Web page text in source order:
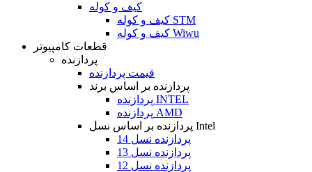
کیف و کوله
کیف و کوله STM
کیف و کوله Wiwu
قطعات کامپیوتر
پردازنده
قیمت پردازنده
پردازنده بر اساس برند
پردازنده INTEL
پردازنده AMD
پردازنده بر اساس نسل Intel
پردازنده نسل 14
پردازنده نسل 13
پردازنده نسل 12